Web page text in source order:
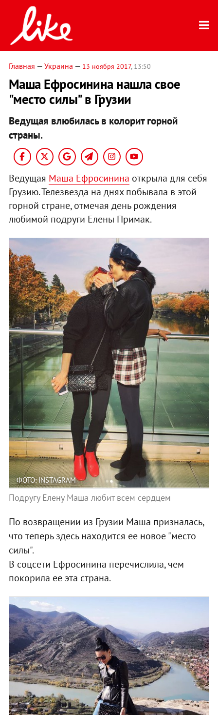
Главная — Украина — 13 ноября 2017, 13:50
Маша Ефросинина нашла свое
"место силы" в Грузии
Ведущая влюбилась в колорит горной
страны.
Ведущая Маша Ефросинина открыла для себя
Грузию. Телезвезда на днях побывала в этой
горной стране, отмечая день рождения
любимой подруги Елены Примак.
ФОТО: INSTAGRAM
Подругу Елену Маша любит всем сердцем
По возвращении из Грузии Маша призналась,
что теперь здесь находится ее новое "место
силы".
В соцсети Ефросинина перечислила, чем
покорила ее эта страна.